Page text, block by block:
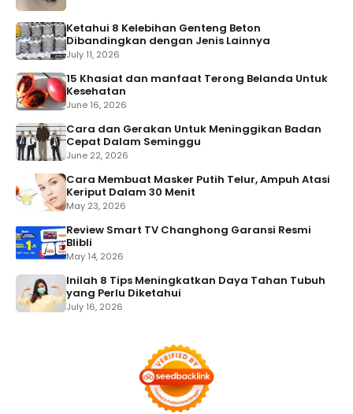
Ketahui 8 Kelebihan Genteng Beton
Dibandingkan dengan Jenis Lainnya
July 11, 2026
15 Khasiat dan manfaat Terong Belanda Untuk
Kesehatan
June 16, 2026
Cara dan Gerakan Untuk Meninggikan Badan
Cepat Dalam Seminggu
June 22, 2026
Cara Membuat Masker Putih Telur, Ampuh Atasi
Keriput Dalam 30 Menit
May 23, 2026
Review Smart TV Changhong Garansi Resmi
Blibli
May 14, 2026
Inilah 8 Tips Meningkatkan Daya Tahan Tubuh
yang Perlu Diketahui
July 16, 2026